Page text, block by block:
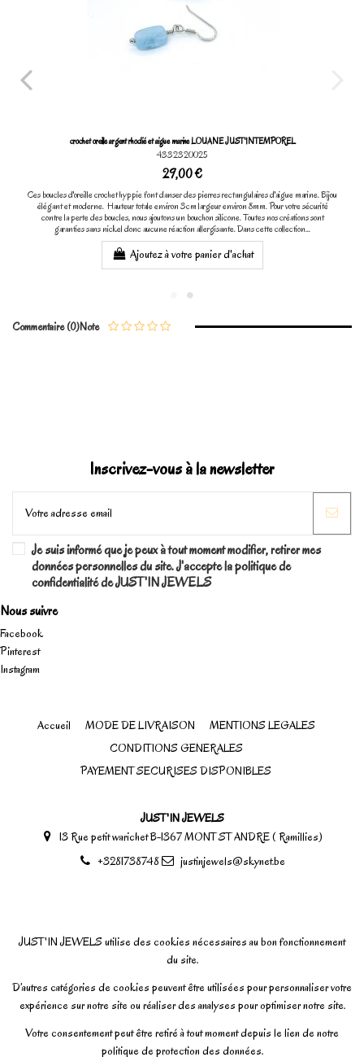
crochet oreille argent rhodié et aigue marine LOUANE JUST'INTEMPOREL
4332320025
29,00 €
Ces boucles d'oreille crochet hyppie font danser des pierres rectangulaires d'aigue marine. Bijou
élégant et moderne. Hauteur totale environ 3cm largeur environ 8mm. Pour votre sécurité
contre la perte des boucles, nous ajoutons un bouchon silicone. Toutes nos créations sont
garanties sans nickel donc aucune réaction allergisante. Dans cette collection...
Ajoutez à votre panier d'achat
Note
Commentaire (0)
Inscrivez-vous à la newsletter
Je suis informé que je peux à tout moment modifier, retirer mes
données personnelles du site. J'accepte la politique de
confidentialité de JUST'IN JEWELS
Nous suivre
Facebook
Pinterest
Instagram
Accueil MODE DE LIVRAISON
MENTIONS LEGALES
CONDITIONS GENERALES
PAYEMENT SECURISES DISPONIBLES
JUST'IN JEWELS
13 Rue petit warichet B-1367 MONT ST ANDRE ( Ramillies)
+3281738748
justinjewels@skynet.be
JUST'IN JEWELS utilise des cookies nécessaires au bon fonctionnement
du site.
D’autres catégories de cookies peuvent être utilisées pour personnaliser votre
expérience sur notre site ou réaliser des analyses pour optimiser notre site.
Votre consentement peut être retiré à tout moment depuis le lien de notre
politique de protection des données.